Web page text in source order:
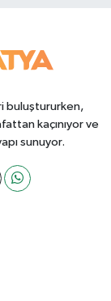
buluştururken,
kaçınıyor ve
sunuyor.